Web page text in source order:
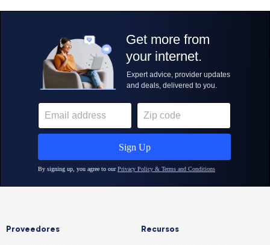
Proveedores Recursos